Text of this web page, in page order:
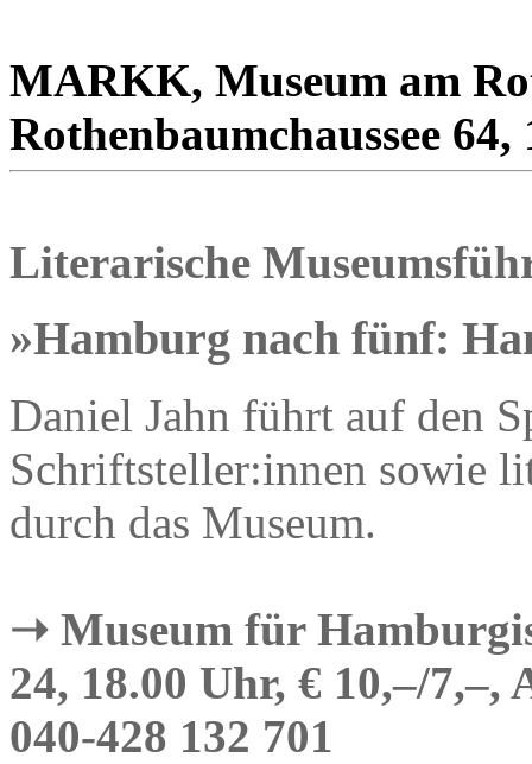
MARKK, Museum am
Rothenbaumchaussee
Literarische
»Hamburg nach fünf:
Daniel Jahn führt auf den
Schriftsteller:innen sowie
durch das Museum.
➝ Museum für
24, 18.00 Uhr, € 10,–/
040-428 132 701